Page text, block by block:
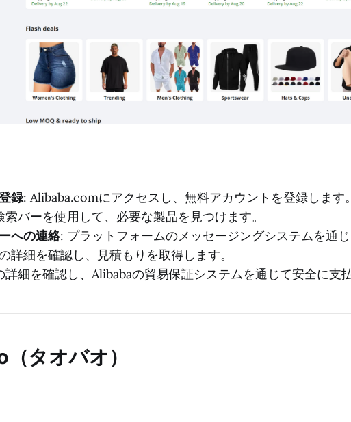
録: Alibaba.comにアクセスし、無料アカウントを登録します。
索バーを使用して、必要な製品を見つけます。
への連絡: プラットフォームのメッセージングシステムを通
詳細を確認し、見積もりを取得します。
詳細を確認し、Alibabaの貿易保証システムを通じて安全に支
タオバオ）